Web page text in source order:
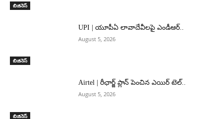
బిజినెస్
బిజినెస్
UPI | యూపీఏ లావాదేవీలపై ఎండీఆర్..
August 5, 2026
బిజినెస్
Airtel | రీఛార్జ్ ప్లాన్ పెంచిన ఎయిర్ టెల్..
August 5, 2026